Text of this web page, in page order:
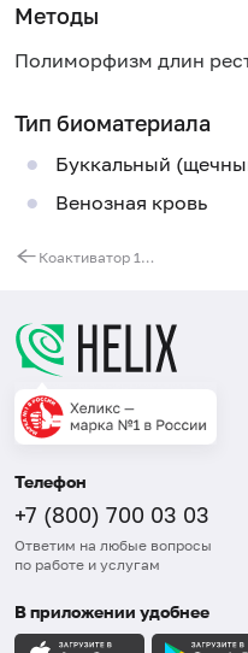
Методы
Полиморфизм длин
Тип биоматериала
Буккальный
Венозная кровь
Коактиватор 1-альфа-рецептора, активируемого пролифераторами пероксисом, гамма (PPARGC1A). Выявление мутации G1444A (Gly482Ser)
Телефон
+7 (800) 700 03 03
Ответим на любые вопросы
по работе и услугам
В приложении удобнее